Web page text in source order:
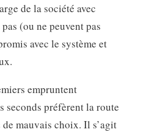
de la société avec
(ou ne peuvent pas
avec le système et
empruntent
seconds préfèrent la route
de mauvais choix. Il s’agit